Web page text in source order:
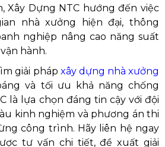
Xây Dựng NTC hướng đến việc
nhà xưởng hiện đại, thông
nghiệp nâng cao năng suất
hành.
giải pháp xây dựng nhà xưởng
và tối ưu khả năng chống
là lựa chọn đáng tin cậy với đội
kinh nghiệm và phương án thi
công trình. Hãy liên hệ ngay
tư vấn chi tiết, đề xuất giải